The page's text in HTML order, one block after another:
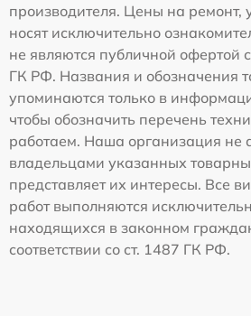
производителя. Цены на ремонт,
носят исключительно
не являются публичной офертой
ГК РФ. Названия и обозначения
упоминаются только в
чтобы обозначить перечень
работаем. Наша организация
владельцами указанных
представляет их интересы. Все
работ выполняются
находящихся в законном
соответствии со ст. 1487 ГК РФ.